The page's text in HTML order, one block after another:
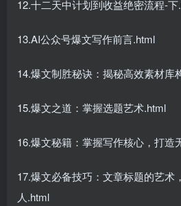
12.十二天中计划到收益绝密流程-下
13.AI公众号爆文写作前言.html
14.爆文制胜秘诀：揭秘高效素材库
15.爆文之道：掌握选题艺术.html
16.爆文秘籍：掌握写作核心，打造
17.爆文必备技巧：文章标题的艺术
人.html